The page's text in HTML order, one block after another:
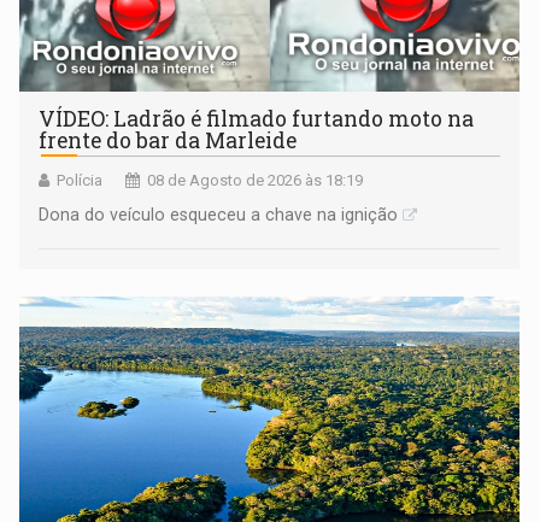
VÍDEO: Ladrão é filmado furtando moto na
frente do bar da Marleide
Polícia 08 de Agosto de 2026 às 18:19
Dona do veículo esqueceu a chave na ignição